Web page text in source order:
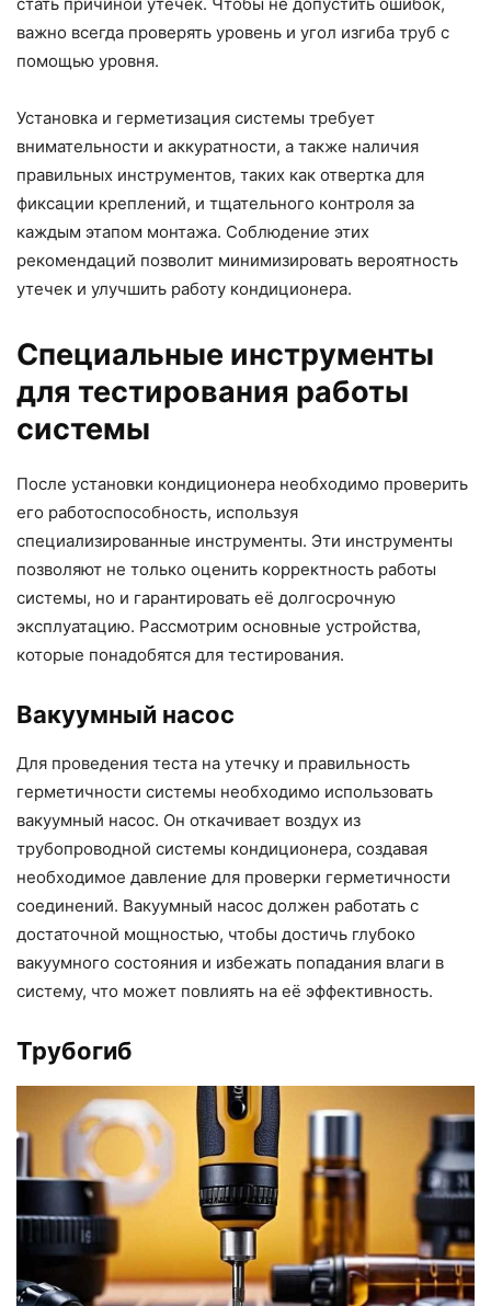
важно всегда проверять уровень и угол изгиба труб с
помощью уровня.
Установка и герметизация системы требует
внимательности и аккуратности, а также наличия
правильных инструментов, таких как отвертка для
фиксации креплений, и тщательного контроля за
каждым этапом монтажа. Соблюдение этих
рекомендаций позволит минимизировать вероятность
утечек и улучшить работу кондиционера.
Специальные инструменты
для тестирования работы
системы
После установки кондиционера необходимо проверить
его работоспособность, используя
специализированные инструменты. Эти инструменты
позволяют не только оценить корректность работы
системы, но и гарантировать её долгосрочную
эксплуатацию. Рассмотрим основные устройства,
которые понадобятся для тестирования.
Вакуумный насос
Для проведения теста на утечку и правильность
герметичности системы необходимо использовать
вакуумный насос. Он откачивает воздух из
трубопроводной системы кондиционера, создавая
необходимое давление для проверки герметичности
соединений. Вакуумный насос должен работать с
достаточной мощностью, чтобы достичь глубоко
вакуумного состояния и избежать попадания влаги в
систему, что может повлиять на её эффективность.
Трубогиб